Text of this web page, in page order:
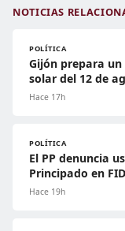
NOTICIAS
POLÍTICA
Gijón prepara
solar del 12 de
Hace 17h
POLÍTICA
El PP denuncia
Principado en
Hace 19h